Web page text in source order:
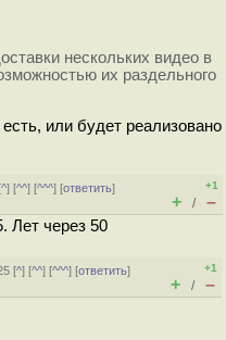
нескольких видео в
их раздельного
или будет реализовано
^] [^^] [^^^] [ответить]
+1
+ / –
Лет через 50
[^] [^^] [^^^] [ответить]
+1
+ / –